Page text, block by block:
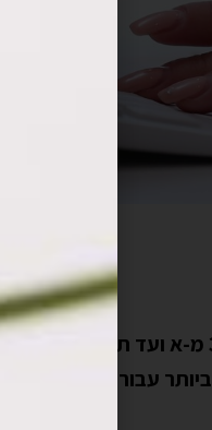
עבורך,